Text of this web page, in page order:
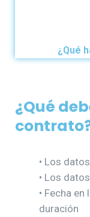
¿Qué
¿Qué
contrato
• Los
• Los
• Fecha
duración